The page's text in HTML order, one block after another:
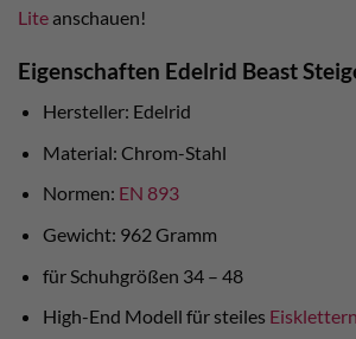
Lite anschauen!
Eigenschaften Edelrid Beast
Hersteller: Edelrid
Material: Chrom-Stahl
Normen: EN 893
Gewicht: 962 Gramm
für Schuhgrößen 34 – 48
High-End Modell für steiles Eisklettern